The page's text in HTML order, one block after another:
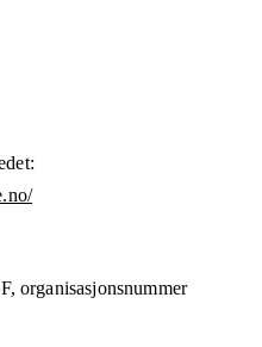
organisasjonsnummer